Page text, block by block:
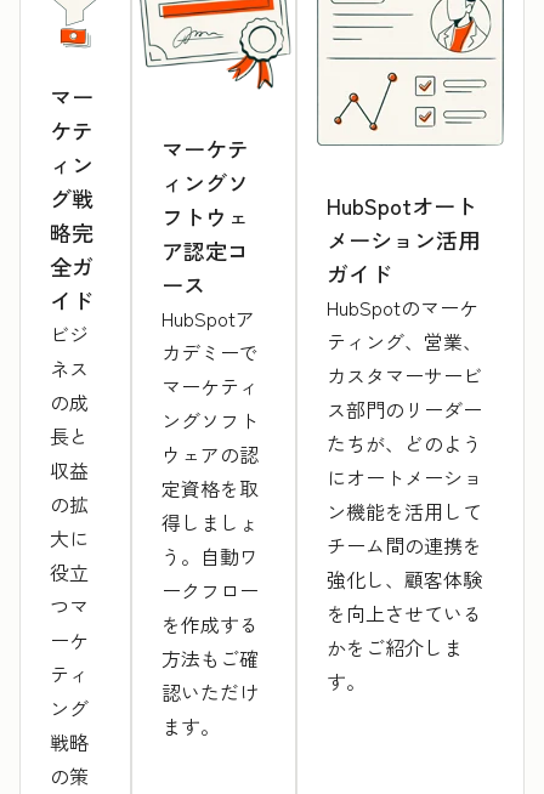
マー
ケテ
ィン
グ戦
略完
全ガ
イド
ビジ
ネス
の成
長と
収益
の拡
大に
役立
つマ
ーケ
ティ
ング
戦略
の策
マーケテ
ィングソ
フトウェ
ア認定コ
ース
HubSpotア
カデミーで
マーケティ
ングソフト
ウェアの認
定資格を取
得しましょ
う。自動ワ
ークフロー
を作成する
方法もご確
認いただけ
ます。
HubSpotオート
メーション活用
ガイド
HubSpotのマーケ
ティング、営業、
カスタマーサービ
ス部門のリーダー
たちが、どのよう
にオートメーショ
ン機能を活用して
チーム間の連携を
強化し、顧客体験
を向上させている
かをご紹介しま
す。